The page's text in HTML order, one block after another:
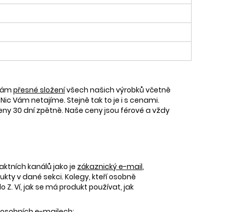
přesné složenívšech našich výrobků včetně
Vám netajíme. Stejně tak to je i s cenami.
30 dní zpětně. Naše ceny jsou férové a vždy
kanálů jako je zákaznický e-mail,
v dané sekci. Kolegy, kteří osobně
Ví, jak se má produkt používat, jak